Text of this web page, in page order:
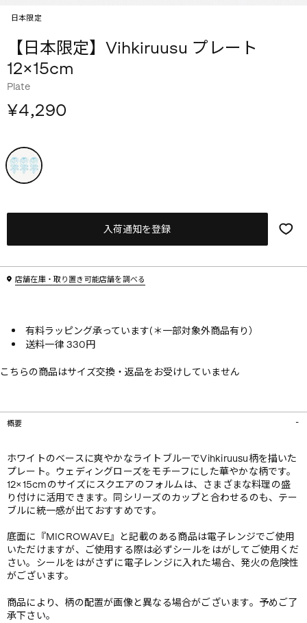
日本限定
【日本限定】Vihkiruusu プレート
12×15cm
Plate
¥4,290
入荷通知を登録
店舗在庫・取り置き可能店舗を調べる
有料ラッピング承っています(＊一部対象外商品有り）
送料一律 330円
こちらの商品はサイズ交換・返品をお受けしていません
概要
ホワイトのベースに爽やかなライトブルーでVihkiruusu柄を描いた
プレート。ウェディングローズをモチーフにした華やかな柄です。
12×15cmのサイズにスクエアのフォルムは、さまざまな料理の盛
り付けに活用できます。同シリーズのカップと合わせるのも、テー
ブルに統一感が出ておすすめです。
底面に『MICROWAVE』と記載のある商品は電子レンジでご使用
いただけますが、ご使用する際は必ずシールをはがしてご使用くだ
さい。シールをはがさずに電子レンジに入れた場合、発火の危険性
がございます。
商品により、柄の配置が画像と異なる場合がございます。予めご了
承下さい。